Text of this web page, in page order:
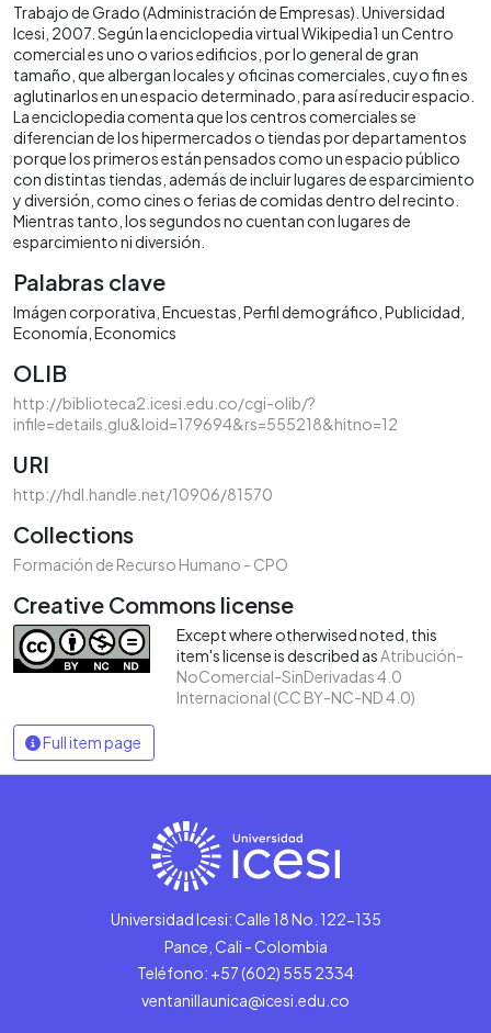
Trabajo de Grado (Administración de Empresas). Universidad
Icesi, 2007. Según la enciclopedia virtual Wikipedia1 un Centro
comercial es uno o varios edificios, por lo general de gran
tamaño, que albergan locales y oficinas comerciales, cuyo fin es
aglutinarlos en un espacio determinado, para así reducir espacio.
La enciclopedia comenta que los centros comerciales se
diferencian de los hipermercados o tiendas por departamentos
porque los primeros están pensados como un espacio público
con distintas tiendas, además de incluir lugares de esparcimiento
y diversión, como cines o ferias de comidas dentro del recinto.
Mientras tanto, los segundos no cuentan con lugares de
esparcimiento ni diversión.
Palabras clave
Imágen corporativa Encuestas Perfil demográfico Publicidad
Economía Economics
OLIB
http://biblioteca2.icesi.edu.co/cgi-olib/?
infile=details.glu&loid=179694&rs=555218&hitno=12
URI
http://hdl.handle.net/10906/81570
Collections
Formación de Recurso Humano - CPO
Creative Commons license
Except where otherwised noted, this
item's license is described asAtribución-
NoComercial-SinDerivadas 4.0
Internacional (CC BY-NC-ND 4.0)
Full item page
Universidad Icesi: Calle 18 No. 122-135
Pance, Cali - Colombia
Teléfono: +57 (602) 555 2334
ventanillaunica@icesi.edu.co